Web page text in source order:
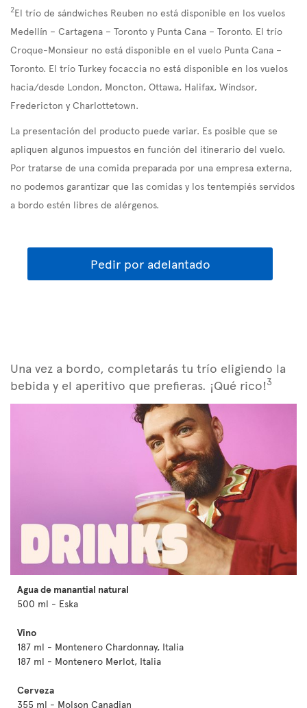
2El trío de sándwiches Reuben no está disponible en los vuelos
Medellín – Cartagena – Toronto y Punta Cana – Toronto. El trío
Croque-Monsieur no está disponible en el vuelo Punta Cana –
Toronto. El trío Turkey focaccia no está disponible en los vuelos
hacia/desde London, Moncton, Ottawa, Halifax, Windsor,
Fredericton y Charlottetown.
La presentación del producto puede variar. Es posible que se
apliquen algunos impuestos en función del itinerario del vuelo.
Por tratarse de una comida preparada por una empresa externa,
no podemos garantizar que las comidas y los tentempiés servidos
a bordo estén libres de alérgenos.
Pedir por adelantado
Una vez a bordo, completarás tu trío eligiendo la
bebida y el aperitivo que prefieras. ¡Qué rico!3
Agua de manantial natural
500 ml - Eska
Vino
187 ml - Montenero Chardonnay, Italia
187 ml - Montenero Merlot, Italia
Cerveza
355 ml - Molson Canadian